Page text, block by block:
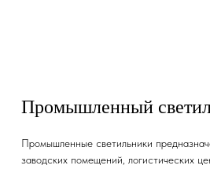
Промышленный
Промышленные светильники
заводских помещений, логистических